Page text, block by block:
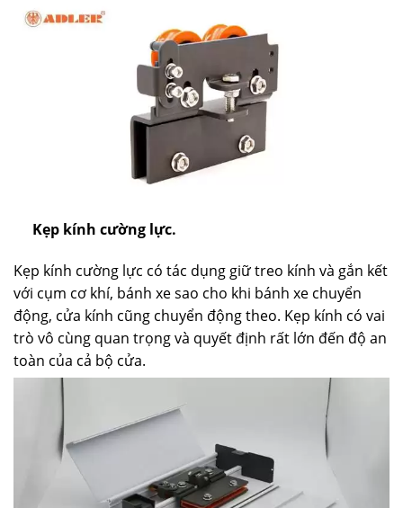
Kẹp kính cường lực.
Kẹp kính cường lực có tác dụng giữ treo kính và gắn kết
với cụm cơ khí, bánh xe sao cho khi bánh xe chuyển
động, cửa kính cũng chuyển động theo. Kẹp kính có vai
trò vô cùng quan trọng và quyết định rất lớn đến độ an
toàn của cả bộ cửa.